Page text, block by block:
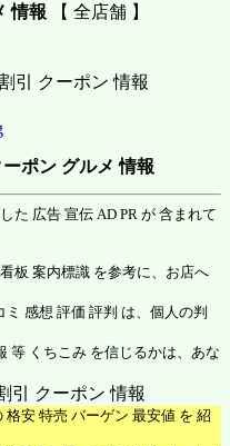
情報 【 全店舗 】
ポン グルメ 情報
た 広告 宣伝 AD PR が 含まれて
板 案内標識 を参考に、お店へ
感想 評価 評判 は、個人の判
等 くちこみ を信じるかは、あな
安 特売 バーゲン 最安値 を 紹